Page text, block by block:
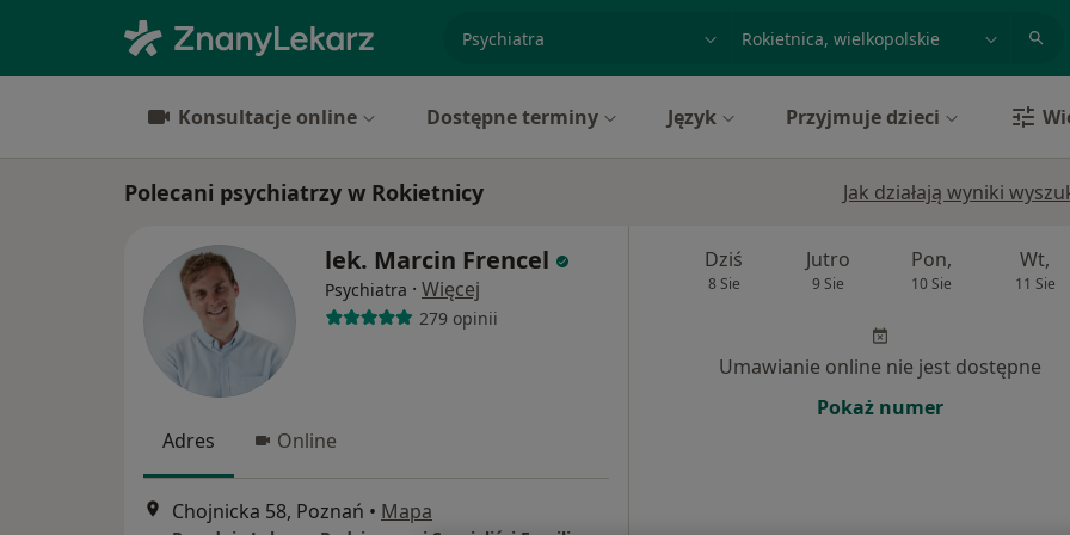
Konsultacje online Dostępne terminy Język Przyjmuje dzieci
Polecani psychiatrzy w Rokietnicy Jak działają wyniki
lek. Marcin Frencel
Psychiatra · Więcej
279 opinii
Adres Online
Chojnicka 58, Poznań • Mapa
Dziś
8 Sie
Jutro
9 Sie
Pon,
10 Sie
Wt,
11 Sie
Umawianie online nie jest dostępne
Pokaż numer